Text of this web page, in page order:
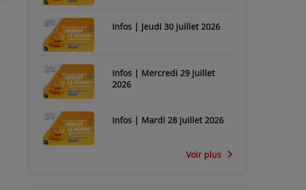
Infos | Jeudi 30 juillet 2026
Infos | Mercredi 29 juillet
2026
Infos | Mardi 28 juillet 2026
Voir plus